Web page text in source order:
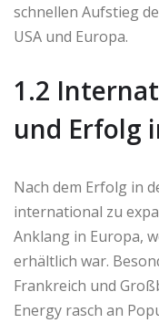
schnellen Aufstieg
USA und Europa.
1.2
und Erfolg
Nach dem Erfolg in
international zu
Anklang in Europa,
erhältlich war.
Frankreich und
Energy rasch an